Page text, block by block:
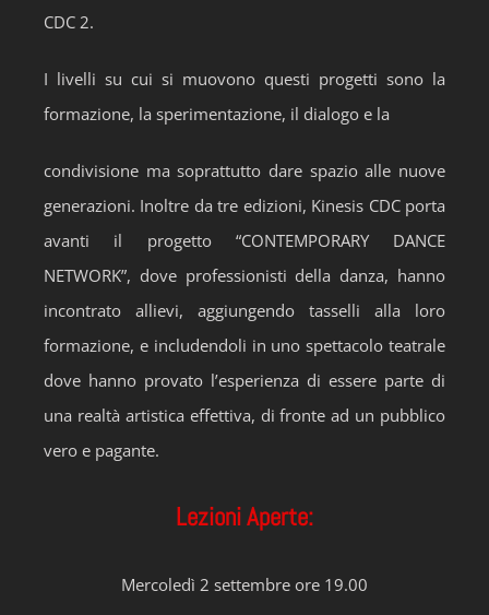
CDC 2.
I livelli su cui si muovono questi progetti sono la
formazione, la sperimentazione, il dialogo e la
condivisione ma soprattutto dare spazio alle nuove
generazioni. Inoltre da tre edizioni, Kinesis CDC porta
avanti il progetto “CONTEMPORARY DANCE
NETWORK”, dove professionisti della danza, hanno
incontrato allievi, aggiungendo tasselli alla loro
formazione, e includendoli in uno spettacolo teatrale
dove hanno provato l’esperienza di essere parte di
una realtà artistica effettiva, di fronte ad un pubblico
vero e pagante.
Lezioni Aperte:
Mercoledì 2 settembre ore 19.00